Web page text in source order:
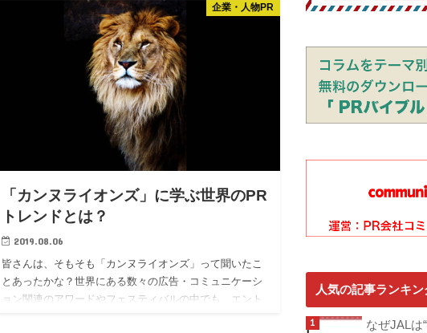
企業・人物PR
「カンヌライオンズ」に学ぶ世界のPR
トレンドとは？
2019.08.06
皆さんは、そもそも「カンヌライオンズ」って聞いたこ
とあったかな？世界にある数々の広告・コミュニケーシ
ョン関連のアワードやフェスティバルの中でも、エント
人気の記事ランキン
なぜJALは